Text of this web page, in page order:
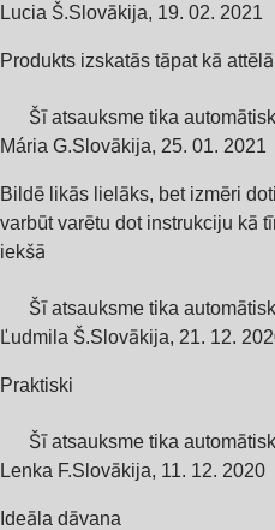
Lucia Š.Slovākija, 19. 02. 2021
Produkts izskatās tāpat kā
Šī atsauksme tika
Mária G.Slovākija, 25. 01. 2021
Bildē likās lielāks, bet izmēri
varbūt varētu dot instrukciju kā
iekšā
Šī atsauksme tika
Ľudmila Š.Slovākija, 21. 12.
Praktiski
Šī atsauksme tika
Lenka F.Slovākija, 11. 12. 2020
Ideāla dāvana